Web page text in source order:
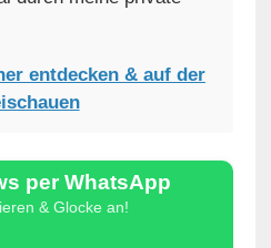
entdecken & auf der
per WhatsApp
& Glocke an!